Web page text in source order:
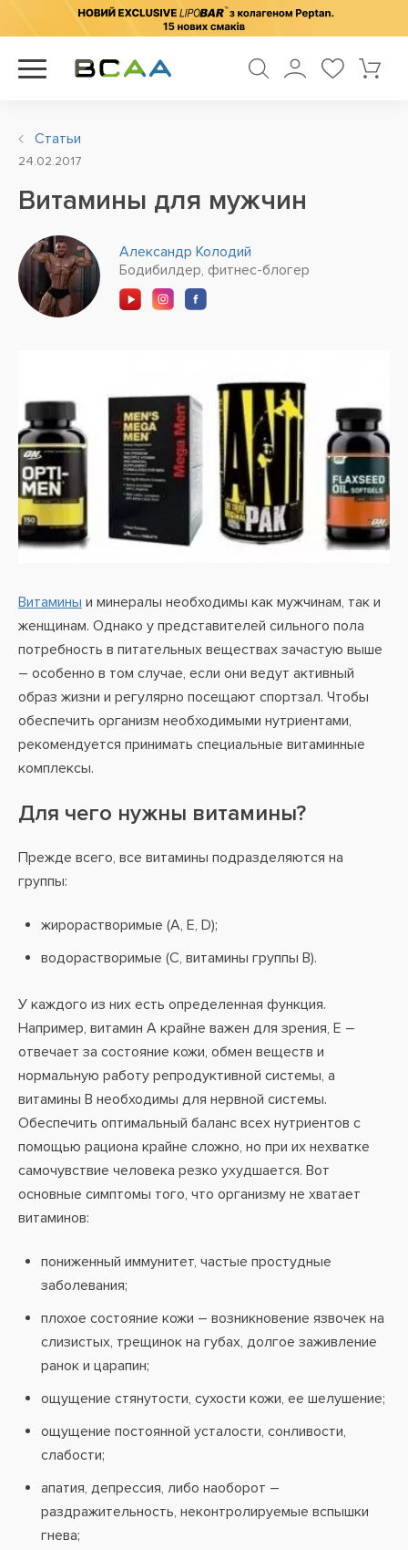
Статьи
24.02.2017
Витамины для мужчин
Александр Колодий
Бодибилдер, фитнес-блогер
Витамины и минералы необходимы как мужчинам, так и
женщинам. Однако у представителей сильного пола
потребность в питательных веществах зачастую выше
– особенно в том случае, если они ведут активный
образ жизни и регулярно посещают спортзал. Чтобы
обеспечить организм необходимыми нутриентами,
рекомендуется принимать специальные витаминные
комплексы.
Для чего нужны витамины?
Прежде всего, все витамины подразделяются на
группы:
жирорастворимые (А, Е, D);
водорастворимые (С, витамины группы В).
У каждого из них есть определенная функция.
Например, витамин А крайне важен для зрения, Е –
отвечает за состояние кожи, обмен веществ и
нормальную работу репродуктивной системы, а
витамины В необходимы для нервной системы.
Обеспечить оптимальный баланс всех нутриентов с
помощью рациона крайне сложно, но при их нехватке
самочувствие человека резко ухудшается. Вот
основные симптомы того, что организму не хватает
витаминов:
пониженный иммунитет, частые простудные
заболевания;
плохое состояние кожи – возникновение язвочек на
слизистых, трещинок на губах, долгое заживление
ранок и царапин;
ощущение стянутости, сухости кожи, ее шелушение;
ощущение постоянной усталости, сонливости,
слабости;
апатия, депрессия, либо наоборот –
раздражительность, неконтролируемые вспышки
гнева;